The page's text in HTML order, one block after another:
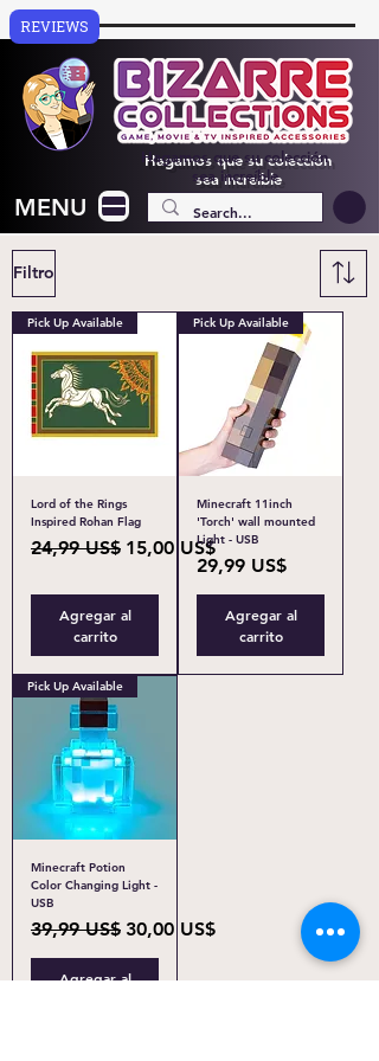
Hagamos que su colección
sea increíble
MENU
Filtro
Pick Up Available
Lord of the Rings
Inspired Rohan Flag
Precio
24,99 US$ Precio de oferta
15,00 US$
Agregar al
carrito
Pick Up Available
Minecraft 11inch
'Torch' wall mounted
Light - USB
Precio
29,99 US$
Agregar al
carrito
Pick Up Available
Minecraft Potion
Color Changing Light -
USB
Precio
39,99 US$ Precio de oferta
30,00 US$
Agregar al
REVIEWS